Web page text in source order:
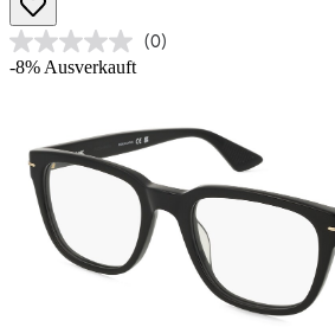
(0)
-8%Ausverkauft